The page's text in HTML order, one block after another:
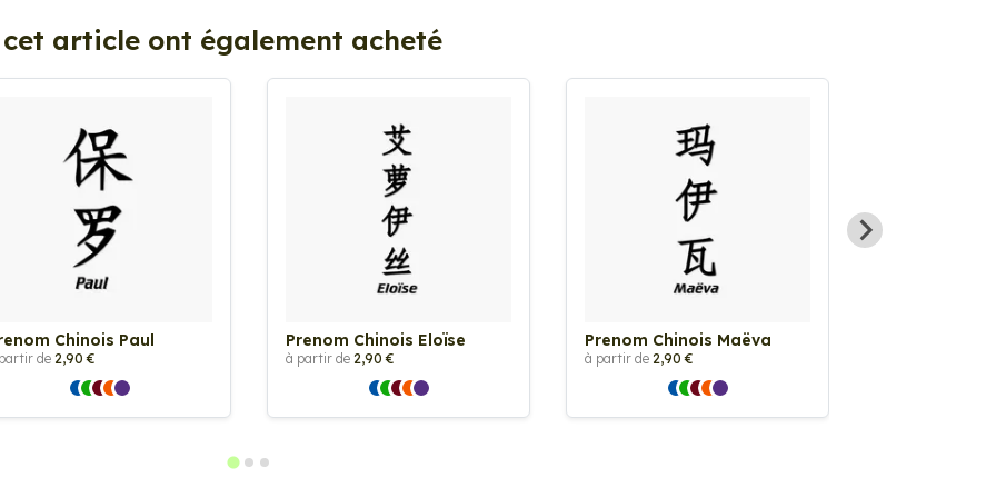
article ont également acheté
Chinois Paul
de 2,90 €
Prenom Chinois Eloïse
à partir de 2,90 €
Prenom Chinois Maëva
à partir de 2,90 €